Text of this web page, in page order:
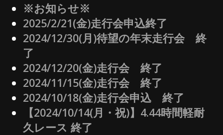
※お知らせ※
2025/2/21(金)走行会申込終了
2024/12/30(月)待望の年末走行会 終
了
2024/12/20(金)走行会 終了
2024/11/15(金)走行会 終了
2024/10/18(金)走行会申込 終了
【2024/10/14(月・祝)】4.44時間軽耐
久レース 終了